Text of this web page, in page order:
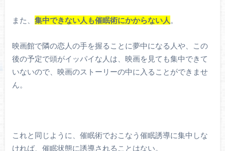
また、 集中できない人も催眠術にかからない人 。
映画館で隣の恋人の手を握ることに夢中になる人や、この
後の予定で頭がイッパイな人は、映画を見ても集中できて
いないので、映画のストーリーの中に入ることができませ
ん。
これと同じように、催眠術でおこなう催眠誘導に集中しな
ければ、催眠状態に誘導されることはない。